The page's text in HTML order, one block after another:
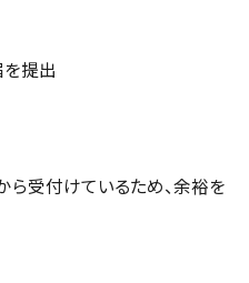
提出
受付けているため、余裕を